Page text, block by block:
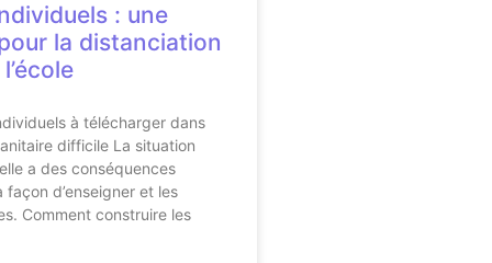
: une
la distanciation
à télécharger dans
difficile La situation
a des conséquences
d’enseigner et les
Comment construire les